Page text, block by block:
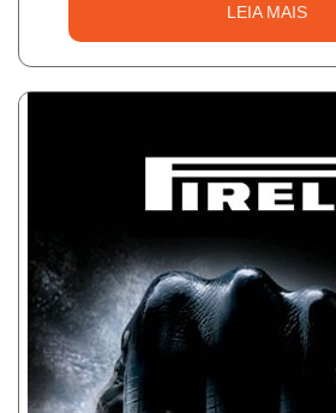
LEIA MAIS